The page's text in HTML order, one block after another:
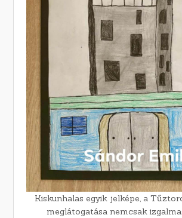
Kiskunhalas egyik jelképe, a
meglátogatása nemcsak